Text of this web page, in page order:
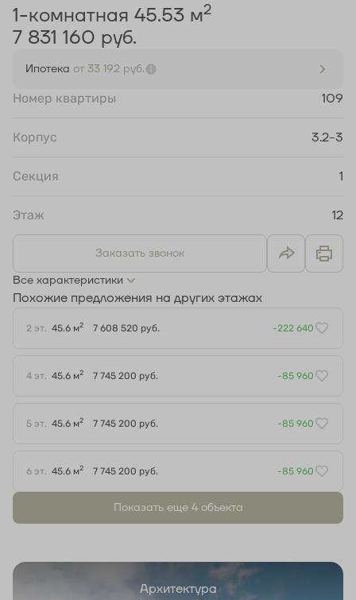
1-комнатная 45.53 м2
7 831 160 руб.
Ипотека от 33 192 руб.
Номер квартиры 109
Корпус 3.2-3
Секция 1
Этаж 12
Заказать звонок
Все характеристики
Похожие предложения на других этажах
2 эт. 45.6 м2 7 608 520 руб. -222 640
4 эт. 45.6 м2 7 745 200 руб. -85 960
5 эт. 45.6 м2 7 745 200 руб. -85 960
6 эт. 45.6 м2 7 745 200 руб. -85 960
Показать еще 4 объектa
Архитектура